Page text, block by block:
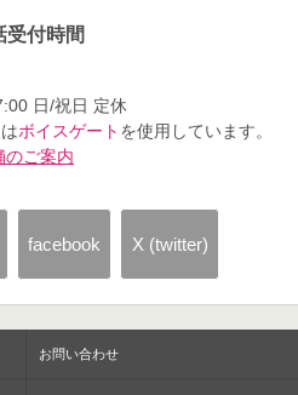
受付時間
日/祝日 定休
ボイスゲート を使用しています。
のご案内
facebook X (twitter)
お問い合わせ